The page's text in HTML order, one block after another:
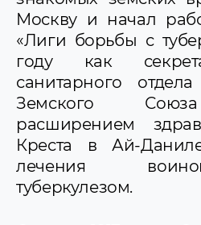
Москву и начал
«Лиги борьбы с
году как
санитарного
Земского
расширением
Креста в Ай-
лечения
туберкулезом.